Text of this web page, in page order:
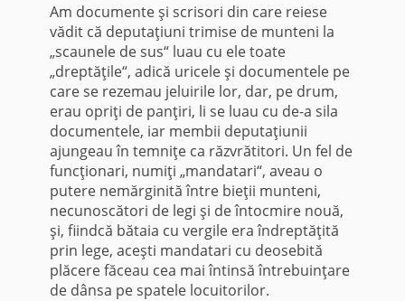
Am documente şi scrisori din care reiese
vădit că deputaţiuni trimise de munteni la
„scaunele de sus“ luau cu ele toate
„dreptăţile“, adică uricele şi documentele pe
care se rezemau jeluirile lor, dar, pe drum,
erau opriţi de panţiri, li se luau cu de-a sila
documentele, iar membii deputaţiunii
ajungeau în temniţe ca răzvrătitori. Un fel de
funcţionari, numiţi „mandatari“, aveau o
putere nemărginită între bieţii munteni,
necunoscători de legi şi de întocmire nouă,
şi, fiindcă bătaia cu vergile era îndreptăţită
prin lege, aceşti mandatari cu deosebită
plăcere făceau cea mai întinsă întrebuinţare
de dânsa pe spatele locuitorilor.